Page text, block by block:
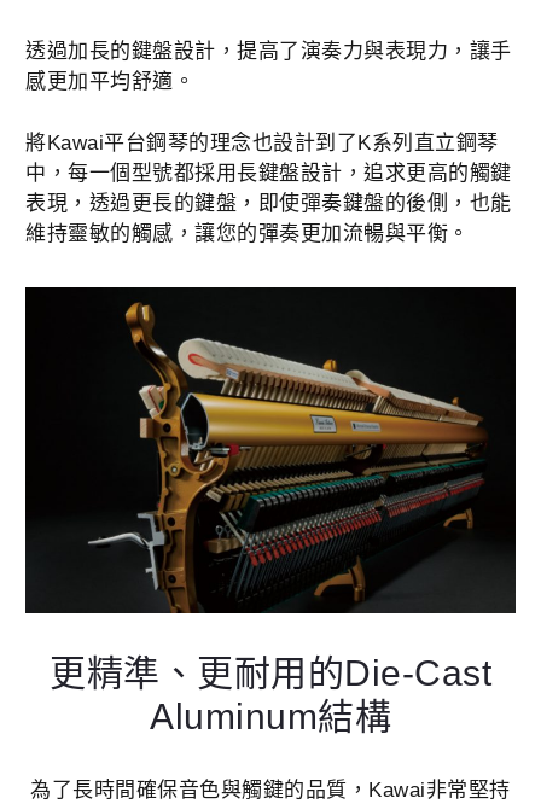
透過加長的鍵盤設計，提高了演奏力與表現力，讓手
感更加平均舒適。
將Kawai平台鋼琴的理念也設計到了K系列直立鋼琴
中，每一個型號都採用長鍵盤設計，追求更高的觸鍵
表現，透過更長的鍵盤，即使彈奏鍵盤的後側，也能
維持靈敏的觸感，讓您的彈奏更加流暢與平衡。
更精準、更耐用的Die-Cast
Aluminum結構
為了長時間確保音色與觸鍵的品質，Kawai非常堅持